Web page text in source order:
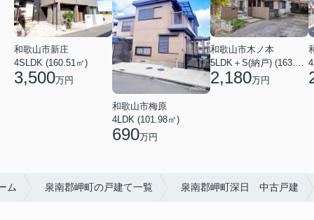
和歌山市新庄
4SLDK (160.51㎡)
3,500万円
和歌山市梅原
4LDK (101.98㎡)
690万円
和歌山市木ノ本
2,180万円
ム 泉南郡岬町の戸建て一覧 泉南郡岬町深日 中古戸建